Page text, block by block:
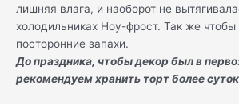
лишняя влага, и наоборот не
холодильниках Ноу-фрост. Так же чтобы
посторонние запахи.
До праздника, чтобы декор был в
рекомендуем хранить торт более